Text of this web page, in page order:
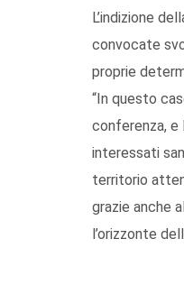
L’indizione
convocate
proprie
“In questo
conferenza, e
interessati
territorio
grazie anche
l’orizzonte